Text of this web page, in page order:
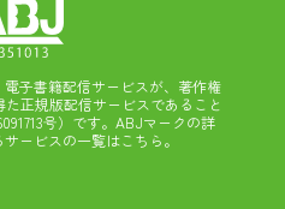
子書籍配信サービスが、著作権
正規版配信サービスであること
号）です。ABJマークの詳
ービスの一覧はこちら。